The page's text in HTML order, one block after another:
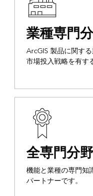
業種専門
ArcGIS 製品に関す
市場投入戦略を有す
全専門分野
機能と業種の専門知
パートナーです。